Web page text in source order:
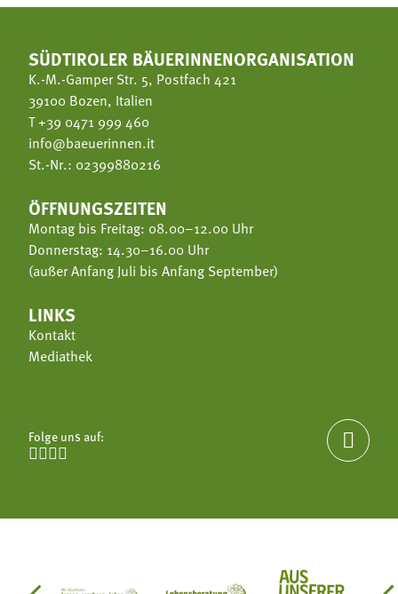
SÜDTIROLER BÄUERINNENORGANISATION
K.-M.-Gamper Str. 5, Postfach 421
39100 Bozen, Italien
T+39 0471 999 460
info@baeuerinnen.it
St.-Nr.: 02399880216
ÖFFNUNGSZEITEN
Montag bis Freitag: 08.00–12.00 Uhr
Donnerstag: 14.30–16.00 Uhr
(außer Anfang Juli bis Anfang September)
LINKS
Kontakt
Mediathek
Folge uns auf:

